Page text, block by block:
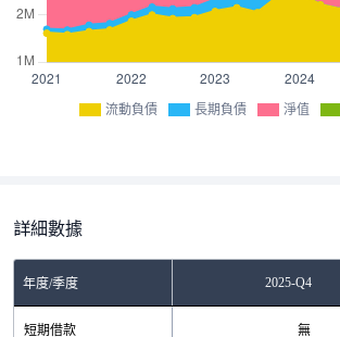
流動負債 長期負債 淨值
詳細數據
年度/季度 2025-Q4
短期借款 無